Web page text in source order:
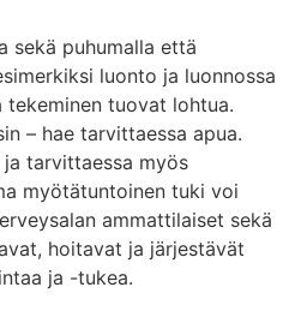
sekä puhumalla että
luonto ja luonnossa
tekeminen tuovat lohtua.
– hae tarvittaessa apua.
tarvittaessa myös
myötätuntoinen tuki voi
ammattilaiset sekä
hoitavat ja järjestävät
ja -tukea.